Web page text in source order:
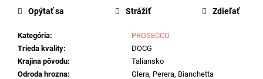
Kategória:
PROSECCO
Trieda kvality:
DOCG
Krajina pôvodu:
Taliansko
Odroda hrozna:
Glera, Perera, Bianchetta
Opýtať sa Strážiť Zdieľať
ú
a
m
e